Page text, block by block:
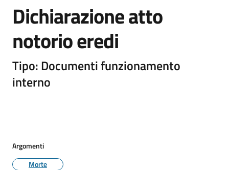
Dichiarazione atto
notorio eredi
Tipo: Documenti funzionamento
interno
Argomenti
Morte